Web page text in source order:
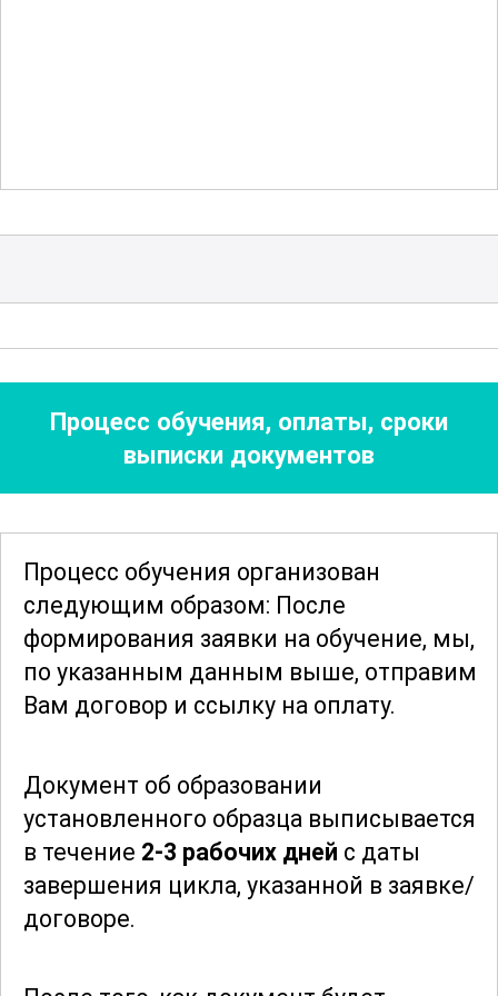
эмоциональной нагрузкой и оказывать
подачи информации: текстовые
материалы, видеоуроки и
интерактивные задания. Это позволяет
максимально эффективно усваивать
знания и применять их на практике. В
уделяется анализу реальных ситуаций и
решению задач, с которыми операторы
могут столкнуться в своей
повседневной работе.
По окончании курса выпускники будут
навыками для успешной работы в
данной сфере. Они смогут уверенно и
качественно выполнять свои
обязанности, соблюдая все
установленные нормы и требования.
Процесс обучения, оплаты, сроки
выписки документов
Процесс обучения организован
следующим образом: После
формирования заявки на обучение, мы,
по указанным данным выше, отправим
Вам договор и ссылку на оплату.
Документ об образовании
установленного образца выписывается
в течение 2-3 рабочих дней с даты
завершения цикла, указанной в заявке/
договоре.